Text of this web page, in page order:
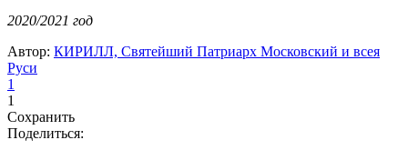
2020/2021 год
Автор: КИРИЛЛ, Святейший Патриарх Московский и всея
Руси
1
1
Сохранить
Поделиться: